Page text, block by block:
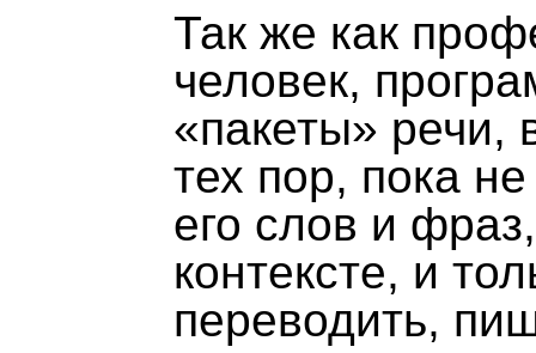
Так же как
человек,
«пакеты» речи,
тех пор, пока
его слов и
контексте, и
переводить,